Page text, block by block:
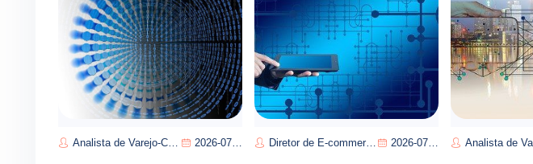
Analista de Varejo-Carlos Souza 2026-07-11 Diretor de E-commerce-Manuel Pereira 2026-07-13 Analista de Varejo-